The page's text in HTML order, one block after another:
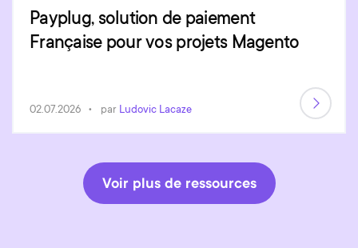
Payplug, solution de paiement
Française pour vos projets Magento
02.07.2026 par Ludovic Lacaze
Voir plus de ressources